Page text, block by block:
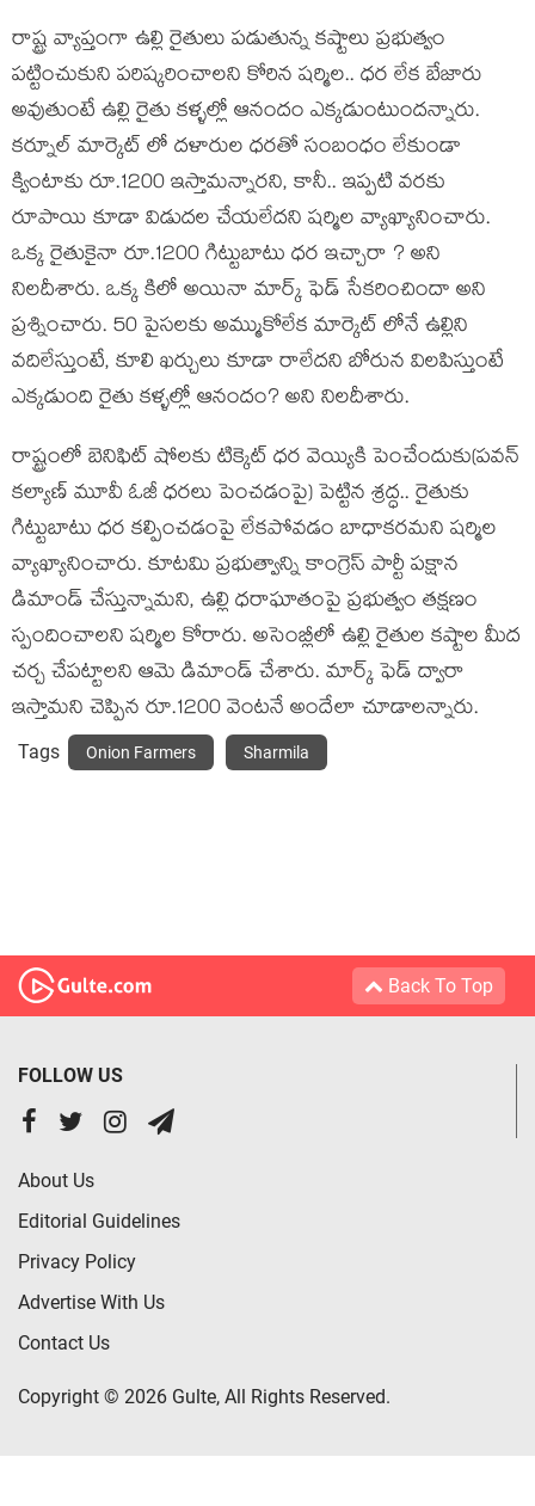
రాష్ట్ర వ్యాప్తంగా ఉల్లి రైతులు ప‌డుతున్న క‌ష్టాలు ప్ర‌భుత్వం
ప‌ట్టించుకుని ప‌రిష్క‌రించాల‌ని కోరిన ష‌ర్మిల‌.. ధర లేక బేజారు
అవుతుంటే ఉల్లి రైతు కళ్ళల్లో ఆనందం ఎక్కడుంటుందన్నారు.
కర్నూల్ మార్కెట్ లో దళారుల ధరతో సంబంధం లేకుండా
క్వింటాకు రూ.1200 ఇస్తామ‌న్నార‌ని, కానీ.. ఇప్ప‌టి వ‌ర‌కు
రూపాయి కూడా విడుద‌ల చేయ‌లేద‌ని షర్మిల వ్యాఖ్యానించారు.
ఒక్క రైతుకైనా రూ.1200 గిట్టుబాటు ధర ఇచ్చారా ? అని
నిల‌దీశారు. ఒక్క కిలో అయినా మార్క్ ఫెడ్ సేకరించిందా అని
ప్ర‌శ్నించారు. 50 పైసలకు అమ్ముకోలేక మార్కెట్ లోనే ఉల్లిని
వదిలేస్తుంటే, కూలి ఖర్చులు కూడా రాలేదని బోరున విలపిస్తుంటే
ఎక్కడుంది రైతు కళ్ళల్లో ఆనందం? అని నిల‌దీశారు.
రాష్ట్రంలో బెనిఫిట్ షోలకు టిక్కెట్ ధర వెయ్యికి పెంచేందుకు(ప‌వ‌న్
క‌ల్యాణ్ మూవీ ఓజీ ధ‌ర‌లు పెంచ‌డంపై) పెట్టిన శ్రద్ధ.. రైతుకు
గిట్టుబాటు ధర కల్పించడంపై లేకపోవడం బాధాకరమ‌ని ష‌ర్మిల
వ్యాఖ్యానించారు. కూటమి ప్రభుత్వాన్ని కాంగ్రెస్ పార్టీ పక్షాన
డిమాండ్ చేస్తున్నామ‌ని, ఉల్లి ధరాఘాతంపై ప్రభుత్వం తక్షణం
స్పందించాలని ష‌ర్మిల కోరారు. అసెంబ్లీలో ఉల్లి రైతుల కష్టాల మీద
చర్చ చేపట్టాల‌ని ఆమె డిమాండ్ చేశారు. మార్క్ ఫెడ్ ద్వారా
ఇస్తామని చెప్పిన రూ.1200 వెంటనే అందేలా చూడాల‌న్నారు.
Tags Onion Farmers Sharmila
Back To Top
FOLLOW US
About Us
Editorial Guidelines
Privacy Policy
Advertise With Us
Contact Us
Copyright © 2026 Gulte, All Rights Reserved.